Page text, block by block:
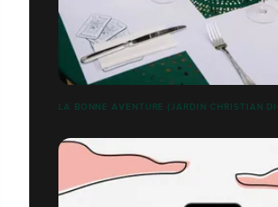
LA BONNE AVENTURE (JARDIN CHRISTIAN